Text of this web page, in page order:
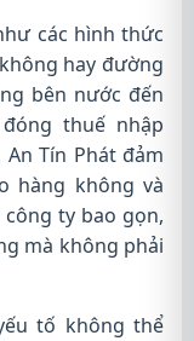
các hình thức
hay đường
bên nước đến
thuế nhập
Tín Phát đảm
hàng không và
ty bao gọn,
mà không phải
tố không thể